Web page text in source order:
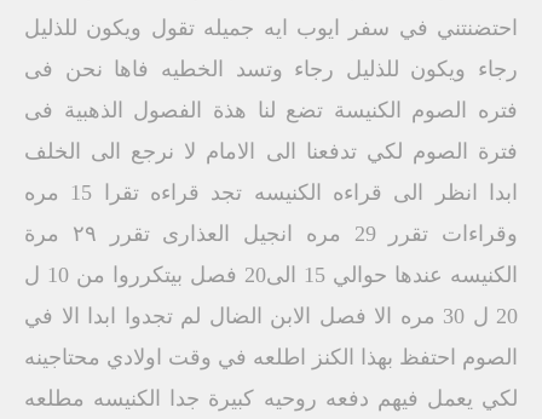
احتضنتني في سفر ايوب ايه جميله تقول ويكون للذليل
رجاء ويكون للذليل رجاء وتسد الخطيه فاها نحن فى
فتره الصوم الكنيسة تضع لنا هذة الفصول الذهبية فى
فترة الصوم لكي تدفعنا الى الامام لا نرجع الى الخلف
ابدا انظر الى قراءه الكنيسه تجد قراءه تقرا 15 مره
وقراءات تقرر 29 مره انجيل العذارى تقرر ٢٩ مرة
الكنيسه عندها حوالي 15 الى20 فصل بيتكرروا من 10 ل
20 ل 30 مره الا فصل الابن الضال لم تجدوا ابدا الا في
الصوم احتفظ بهذا الكنز اطلعه في وقت اولادي محتاجينه
لكي يعمل فيهم دفعه روحيه كبيرة جدا الكنيسه مطلعه